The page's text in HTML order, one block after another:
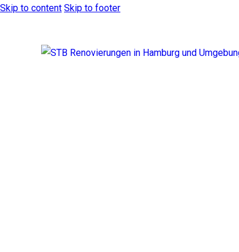
Skip to content Skip to footer